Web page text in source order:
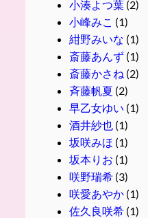
小湊よつ葉(2)
小峰みこ (1)
紺野みいな (1)
斎藤あんず(1)
斎藤かさね (2)
斉藤帆夏 (2)
早乙女ゆい (1)
酒井紗也 (1)
坂咲みほ (1)
坂本りお (1)
咲野瑞希(3)
咲愛あやか(1)
佐久良咲希(1)